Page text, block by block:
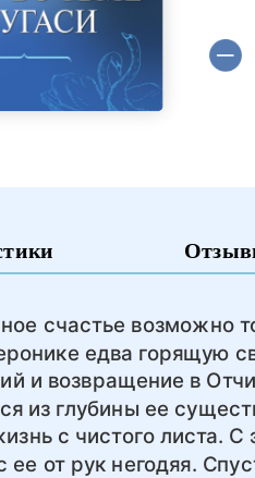
счастье возможно
едва горящую
и возвращение в
из глубины ее
с чистого листа. С
от рук негодяя.